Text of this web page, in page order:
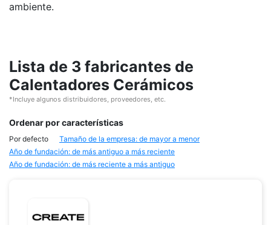
ambiente.
Lista de 3 fabricantes de
Calentadores Cerámicos
*Incluye algunos distribuidores, proveedores, etc.
Ordenar por características
Por defecto
Tamaño de la empresa: de mayor a menor
Año de fundación: de más antiguo a más reciente
Año de fundación: de más reciente a más antiguo